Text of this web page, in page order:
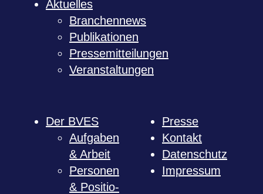
Aktu­el­les
Bran­chen­news
Publi­ka­tio­nen
Pres­se­mit­tei­lun­gen
Ver­an­stal­tun­gen
Der BVES
Auf­ga­ben
& Arbeit
Per­so­nen
& Posi­tio­
Presse
Kon­takt
Daten­schutz
Impres­sum